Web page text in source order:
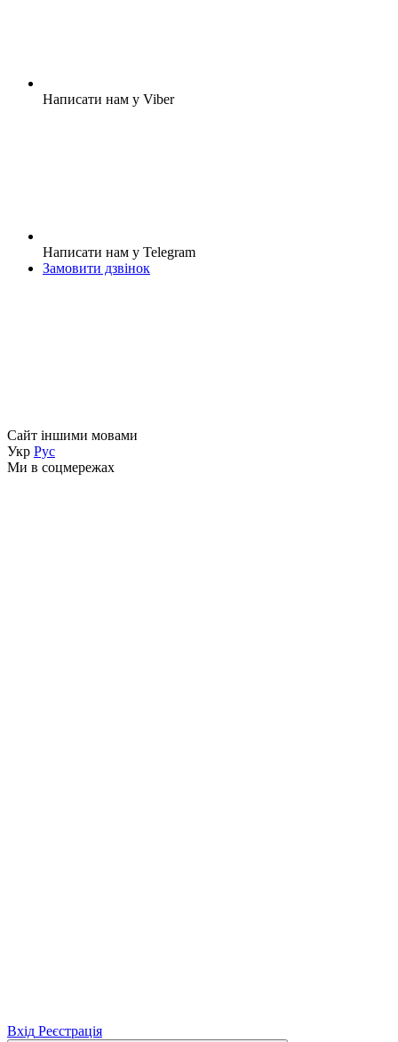
Написати нам у Viber
Написати нам у Telegram
Замовити дзвінок
Сайт іншими мовами
Укр Рус
Ми в соцмережах
Вхід Реєстрація